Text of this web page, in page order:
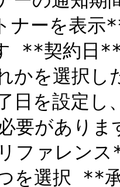
ナーを表
**契約
日を設定
要があり
ファレン
を選択 **